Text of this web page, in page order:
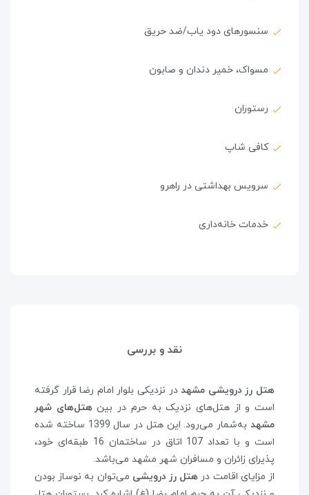
سنسورهای دود یاب/ضد حریق
مسواک، خمیر دندان و صابون
رستوران
کافی شاپ
سرویس بهداشتی در راهرو
خدمات خانه‌داری
نقد و بررسی
هتل رز درویشی مشهددر نزدیکی بلوار امام رضا قرار گرفته
است و از هتل‌های نزدیک به حرم در بینهتل‌های شهر
مشهد
به‌شمار می‌رود. این هتل در سال 1399 ساخته شده
است و با تعداد 107 اتاق در ساختمان 16 طبقه‌ای خود،
پذیرای زائران و مسافران شهر مشهد می‌باشد.
از مزایای اقامت در هتل رز درویشی می‌توان به نوساز بودن